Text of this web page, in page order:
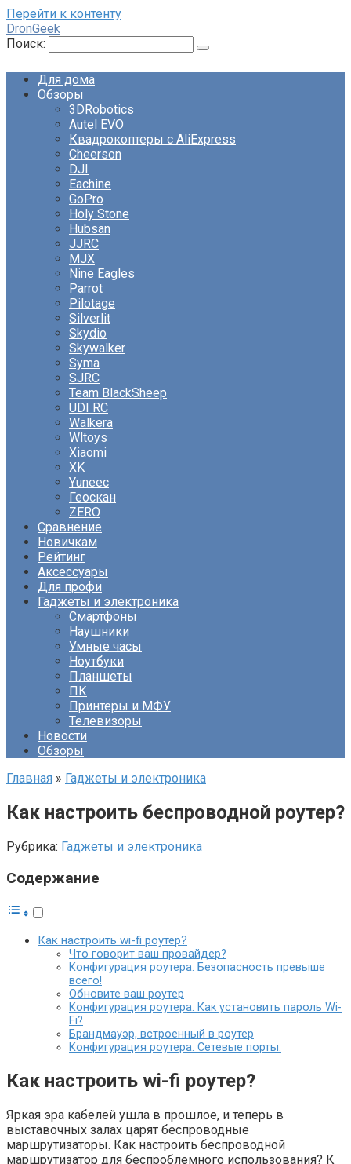
Перейти к контенту
DronGeek
Поиск:
Для дома
Обзоры
3DRobotics
Autel EVO
Квадрокоптеры с AliExpress
Cheerson
DJI
Eachine
GoPro
Holy Stone
Hubsan
JJRC
MJX
Nine Eagles
Parrot
Pilotage
Silverlit
Skydio
Skywalker
Syma
SJRC
Team BlackSheep
UDI RC
Walkera
Wltoys
Xiaomi
XK
Yuneec
Геоскан
ZERO
Сравнение
Новичкам
Рейтинг
Аксессуары
Для профи
Гаджеты и электроника
Смартфоны
Наушники
Умные часы
Ноутбуки
Планшеты
ПК
Принтеры и МФУ
Телевизоры
Новости
Обзоры
Главная » Гаджеты и электроника
Как настроить беспроводной роутер?
Рубрика: Гаджеты и электроника
Содержание
Как настроить wi-fi роутер?
Что говорит ваш провайдер?
Конфигурация роутера. Безопасность превыше
всего!
Обновите ваш роутер
Конфигурация роутера. Как установить пароль Wi-
Fi?
Брандмауэр, встроенный в роутер
Конфигурация роутера. Сетевые порты.
Как настроить wi-fi роутер?
Яркая эра кабелей ушла в прошлое, и теперь в
выставочных залах царят беспроводные
маршрутизаторы. Как настроить беспроводной
маршрутизатор для беспроблемного использования? К